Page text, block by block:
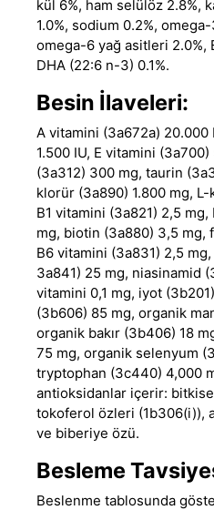
kül 6%, ham selülöz 2.8%,
1.0%, sodium 0.2%,
omega-6 yağ asitleri 2.0%,
DHA (22:6 n-3) 0.1%.
Besin İlaveleri:
A vitamini (3a672a) 20.000
1.500 IU, E vitamini
(3a312) 300 mg, taurin
klorür (3a890) 1.800 mg,
B1 vitamini (3a821) 2,5
mg, biotin (3a880) 3,5 mg,
B6 vitamini (3a831) 2,5
3a841) 25 mg, niasinamid
vitamini 0,1 mg, iyot
(3b606) 85 mg, organik
organik bakır (3b406) 18
75 mg, organik selenyum
tryptophan (3c440) 4,000
antioksidanlar içerir:
tokoferol özleri (1b306(i)),
ve biberiye özü.
Besleme
Beslenme tablosunda